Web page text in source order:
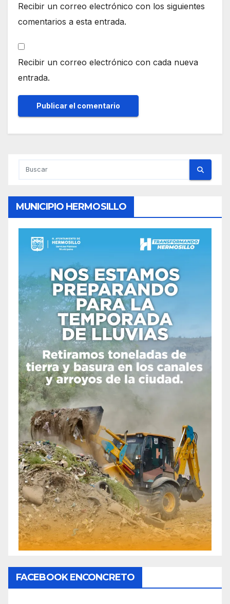
Recibir un correo electrónico con los siguientes
comentarios a esta entrada.
Recibir un correo electrónico con cada nueva
entrada.
MUNICIPIO HERMOSILLO
FACEBOOK ENCONCRETO